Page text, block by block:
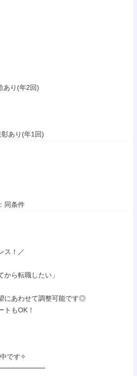
あり(年2回)
あり(年1回)
同条件
ス！／
から転職したい」
にあわせて調整可能です◎
トもOK！
です✧